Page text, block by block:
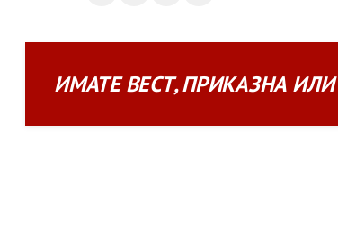
ИМАТЕВЕСТ,ПРИКАЗНА ИЛИ